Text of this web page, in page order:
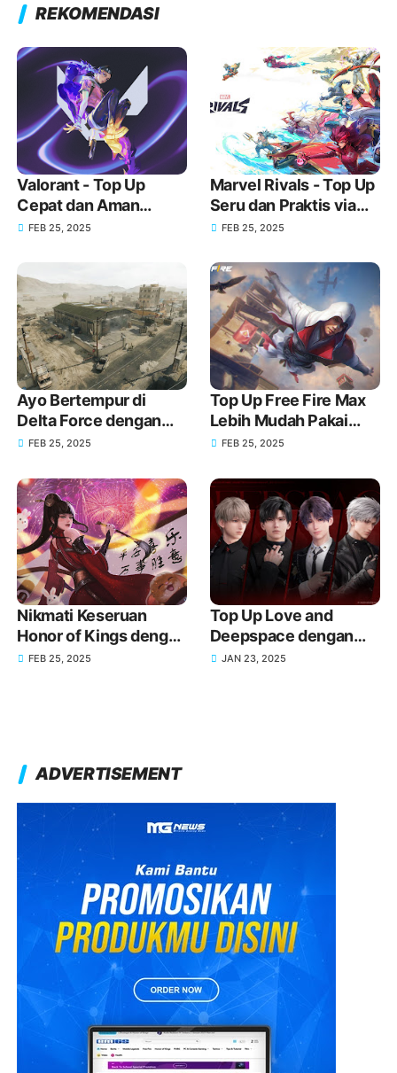
REKOMENDASI
Valorant - Top Up
Cepat dan Aman
Menggunakan GoPay
FEB 25, 2025
Marvel Rivals - Top Up
Seru dan Praktis via
GoPay
FEB 25, 2025
Ayo Bertempur di
Delta Force dengan
Senjata Baru melalui
FEB 25, 2025
Top Up Free Fire Max
Lebih Mudah Pakai
GoPay!
FEB 25, 2025
Nikmati Keseruan
Honor of Kings dengan
Top Up melalui GoPay!
FEB 25, 2025
Top Up Love and
Deepspace dengan
DANA, Dapatkan Item
JAN 23, 2025
ADVERTISEMENT